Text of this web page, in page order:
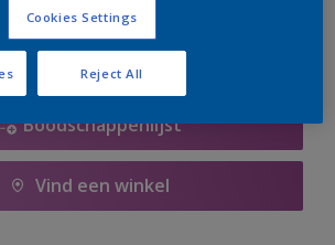
Boodschappenlijst
Vind een winkel
Cookies Settings
Reject All